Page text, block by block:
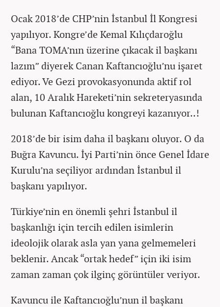
Ocak 2018’de CHP’nin İstanbul İl Kongresi
yapılıyor. Kongre’de Kemal Kılıçdaroğlu
“Bana TOMA’nın üzerine çıkacak il başkanı
lazım” diyerek Canan Kaftancıoğlu’nu işaret
ediyor. Ve Gezi provokasyonunda aktif rol
alan, 10 Aralık Hareketi’nin sekreteryasında
bulunan Kaftancıoğlu kongreyi kazanıyor..!
2018’de bir isim daha il başkanı oluyor. O da
Buğra Kavuncu. İyi Parti’nin önce Genel İdare
Kurulu’na seçiliyor ardından İstanbul il
başkanı yapılıyor.
Türkiye’nin en önemli şehri İstanbul il
başkanlığı için tercih edilen isimlerin
ideolojik olarak asla yan yana gelmemeleri
beklenir. Ancak “ortak hedef” için iki isim
zaman zaman çok ilginç görüntüler veriyor.
Kavuncu ile Kaftancıoğlu’nun il başkanı